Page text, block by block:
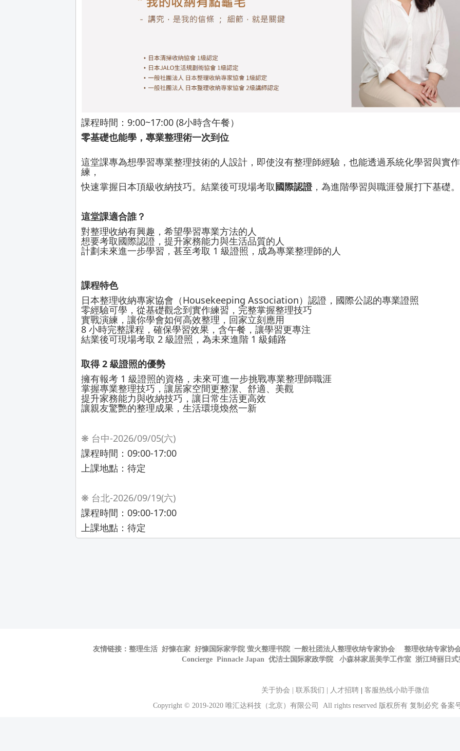
課程時間：9:00~17:00 (8小時含午餐）
零基礎也能學，專業整理術一次到位
這堂課專為想學習專業整理技術的人設計，即使沒有整理師經驗， 也能透過系統化學習與實
練，
快速掌握日本頂級收納技巧。結業後可現場考取國際認證，為進階學習與職涯發展打下基礎。
這堂課適合誰？
對整理收納有興趣，希望學習專業方法的人
想要考取國際認證，提升家務能力與生活品質的人
計劃未來進一步學習，甚至考取 1 級證照，成為專業整理師的人
課程特色
日本整理收納專家協會（Housekeeping Association）認證，國際公認的專業證照
零經驗可學，從基礎觀念到實作練習，完整掌握整理技巧
實戰演練，讓你學會如何高效整理，回家立刻應用
8 小時完整課程，確保學習效果，含午餐，讓學習更專注
結業後可現場考取 2 級證照，為未來進階 1 級鋪路
取得 2 級證照的優勢
擁有報考 1 級證照的資格，未來可進一步挑戰專業整理師職涯
掌握專業整理技巧，讓居家空間更整潔、舒適、美觀
提升家務能力與收納技巧，讓日常生活更高效
讓親友驚艷的整理成果，生活環境煥然一新
❋ 台中-2026/09/05(六)
課程時間：09:00-17:00
上課地點：待定
❋ 台北-2026/09/19(六)
課程時間：09:00-17:00
上課地點：待定
友情链接： 整理生活 好慷在家 好慷国际家学院 萤火整理书院 一般社团法人整理收纳专家协会
整理收纳专家协
Concierge Pinnacle Japan 优洁士国际家政学院 小森林家居美学工作室 浙江绮丽日
关于协会 联系我们 人才招聘
客服热线小助手微信
Copyright © 2019-2020 唯汇达科技（北京）有限公司 All rights reserved 版权所有 复制必究 备案